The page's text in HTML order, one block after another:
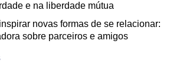
e na liberdade mútua
novas formas de se relacionar:
sobre parceiros e amigos